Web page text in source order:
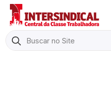
Search
for: